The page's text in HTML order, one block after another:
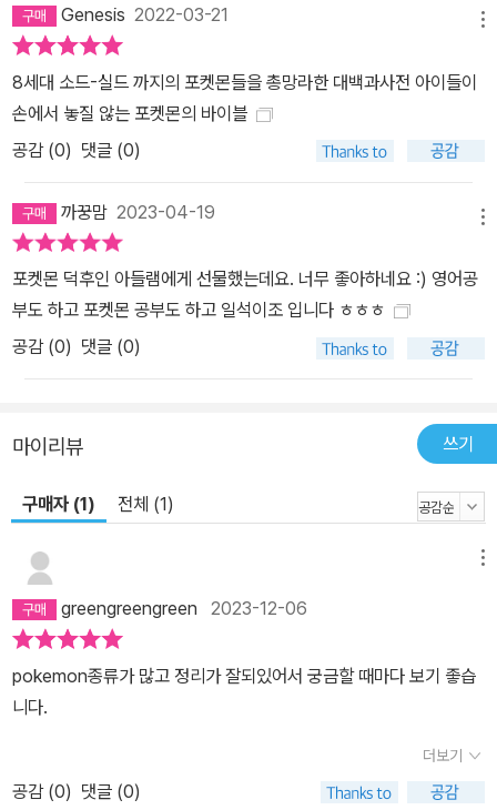
Genesis 2022-03-21
8세대 소드-실드 까지의 포켓몬들을 총망라한 대백과사전 아이들이
손에서 놓질 않는 포켓몬의 바이블
공감 (0) 댓글 (0)
까꿍맘 2023-04-19
포켓몬 덕후인 아들램에게 선물했는데요. 너무 좋아하네요 :) 영어공
부도 하고 포켓몬 공부도 하고 일석이조 입니다 ㅎㅎㅎ
공감 (0) 댓글 (0)
마이리뷰 쓰기
구매자 (1) 전체 (1)
greengreengreen 2023-12-06
pokemon종류가 많고 정리가 잘되있어서 궁금할 때마다 보기 좋습
니다.
더보기
공감 (0) 댓글 (0)